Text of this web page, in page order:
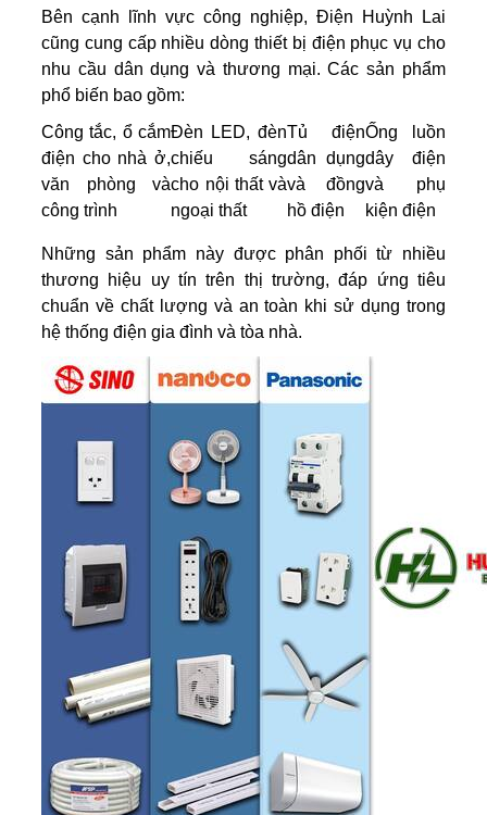
Bên cạnh lĩnh vực công nghiệp, Điện Huỳnh Lai
cũng cung cấp nhiều dòng thiết bị điện phục vụ cho
nhu cầu dân dụng và thương mại. Các sản phẩm
phổ biến bao gồm:
Công tắc, ổ cắm
điện cho nhà ở,
văn phòng và
công trình
Đèn LED, đèn
chiếu sáng
cho nội thất và
ngoại thất
Tủ điện
dân dụng
và đồng
hồ điện
Ống luồn
dây điện
và phụ
kiện điện
Những sản phẩm này được phân phối từ nhiều
thương hiệu uy tín trên thị trường, đáp ứng tiêu
chuẩn về chất lượng và an toàn khi sử dụng trong
hệ thống điện gia đình và tòa nhà.